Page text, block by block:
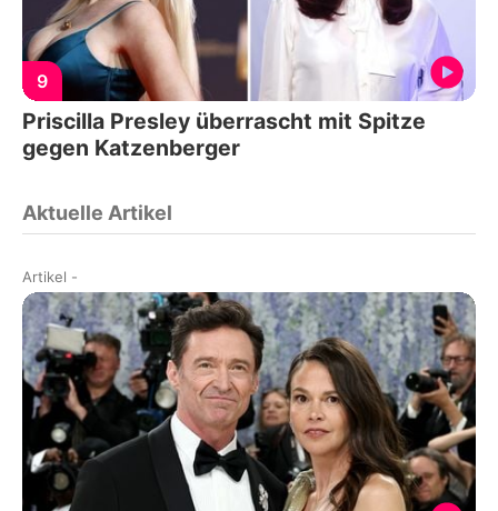
9
Priscilla Presley überrascht mit Spitze
gegen Katzenberger
Aktuelle Artikel
Artikel -